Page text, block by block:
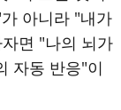
아니라 "내가
면 "나의 뇌가
자동 반응"이